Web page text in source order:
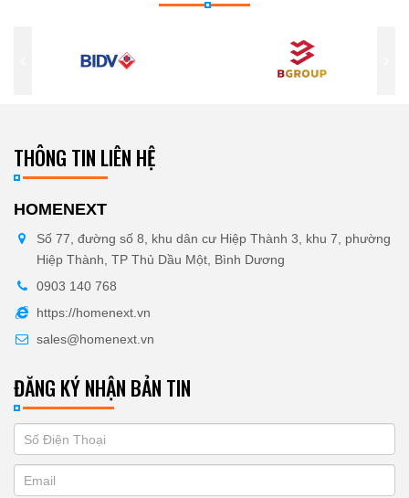
THÔNG TIN LIÊN HỆ
HOMENEXT
Số 77, đường số 8, khu dân cư Hiệp Thành 3, khu 7, phường
Hiệp Thành, TP Thủ Dầu Một, Bình Dương
0903 140 768
https://homenext.vn
sales@homenext.vn
ĐĂNG KÝ NHẬN BẢN TIN
ĐĂNG
KÝ
you
are